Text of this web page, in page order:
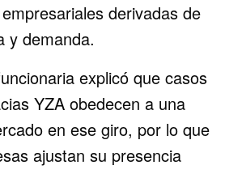
derivadas de
y demanda.
explicó que casos
YZA obedecen a una
en ese giro, por lo que
ajustan su presencia